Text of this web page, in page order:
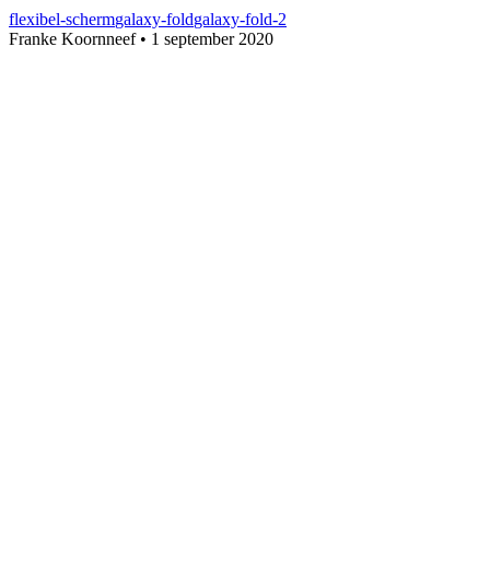
flexibel-schermgalaxy-foldgalaxy-fold-2
Franke Koornneef• 1 september 2020